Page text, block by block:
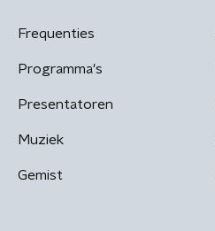
Frequenties
Programma's
Presentatoren
Muziek
Gemist